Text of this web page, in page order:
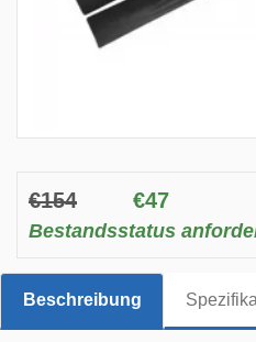
€154 €47
Bestandsstatus
Beschreibung